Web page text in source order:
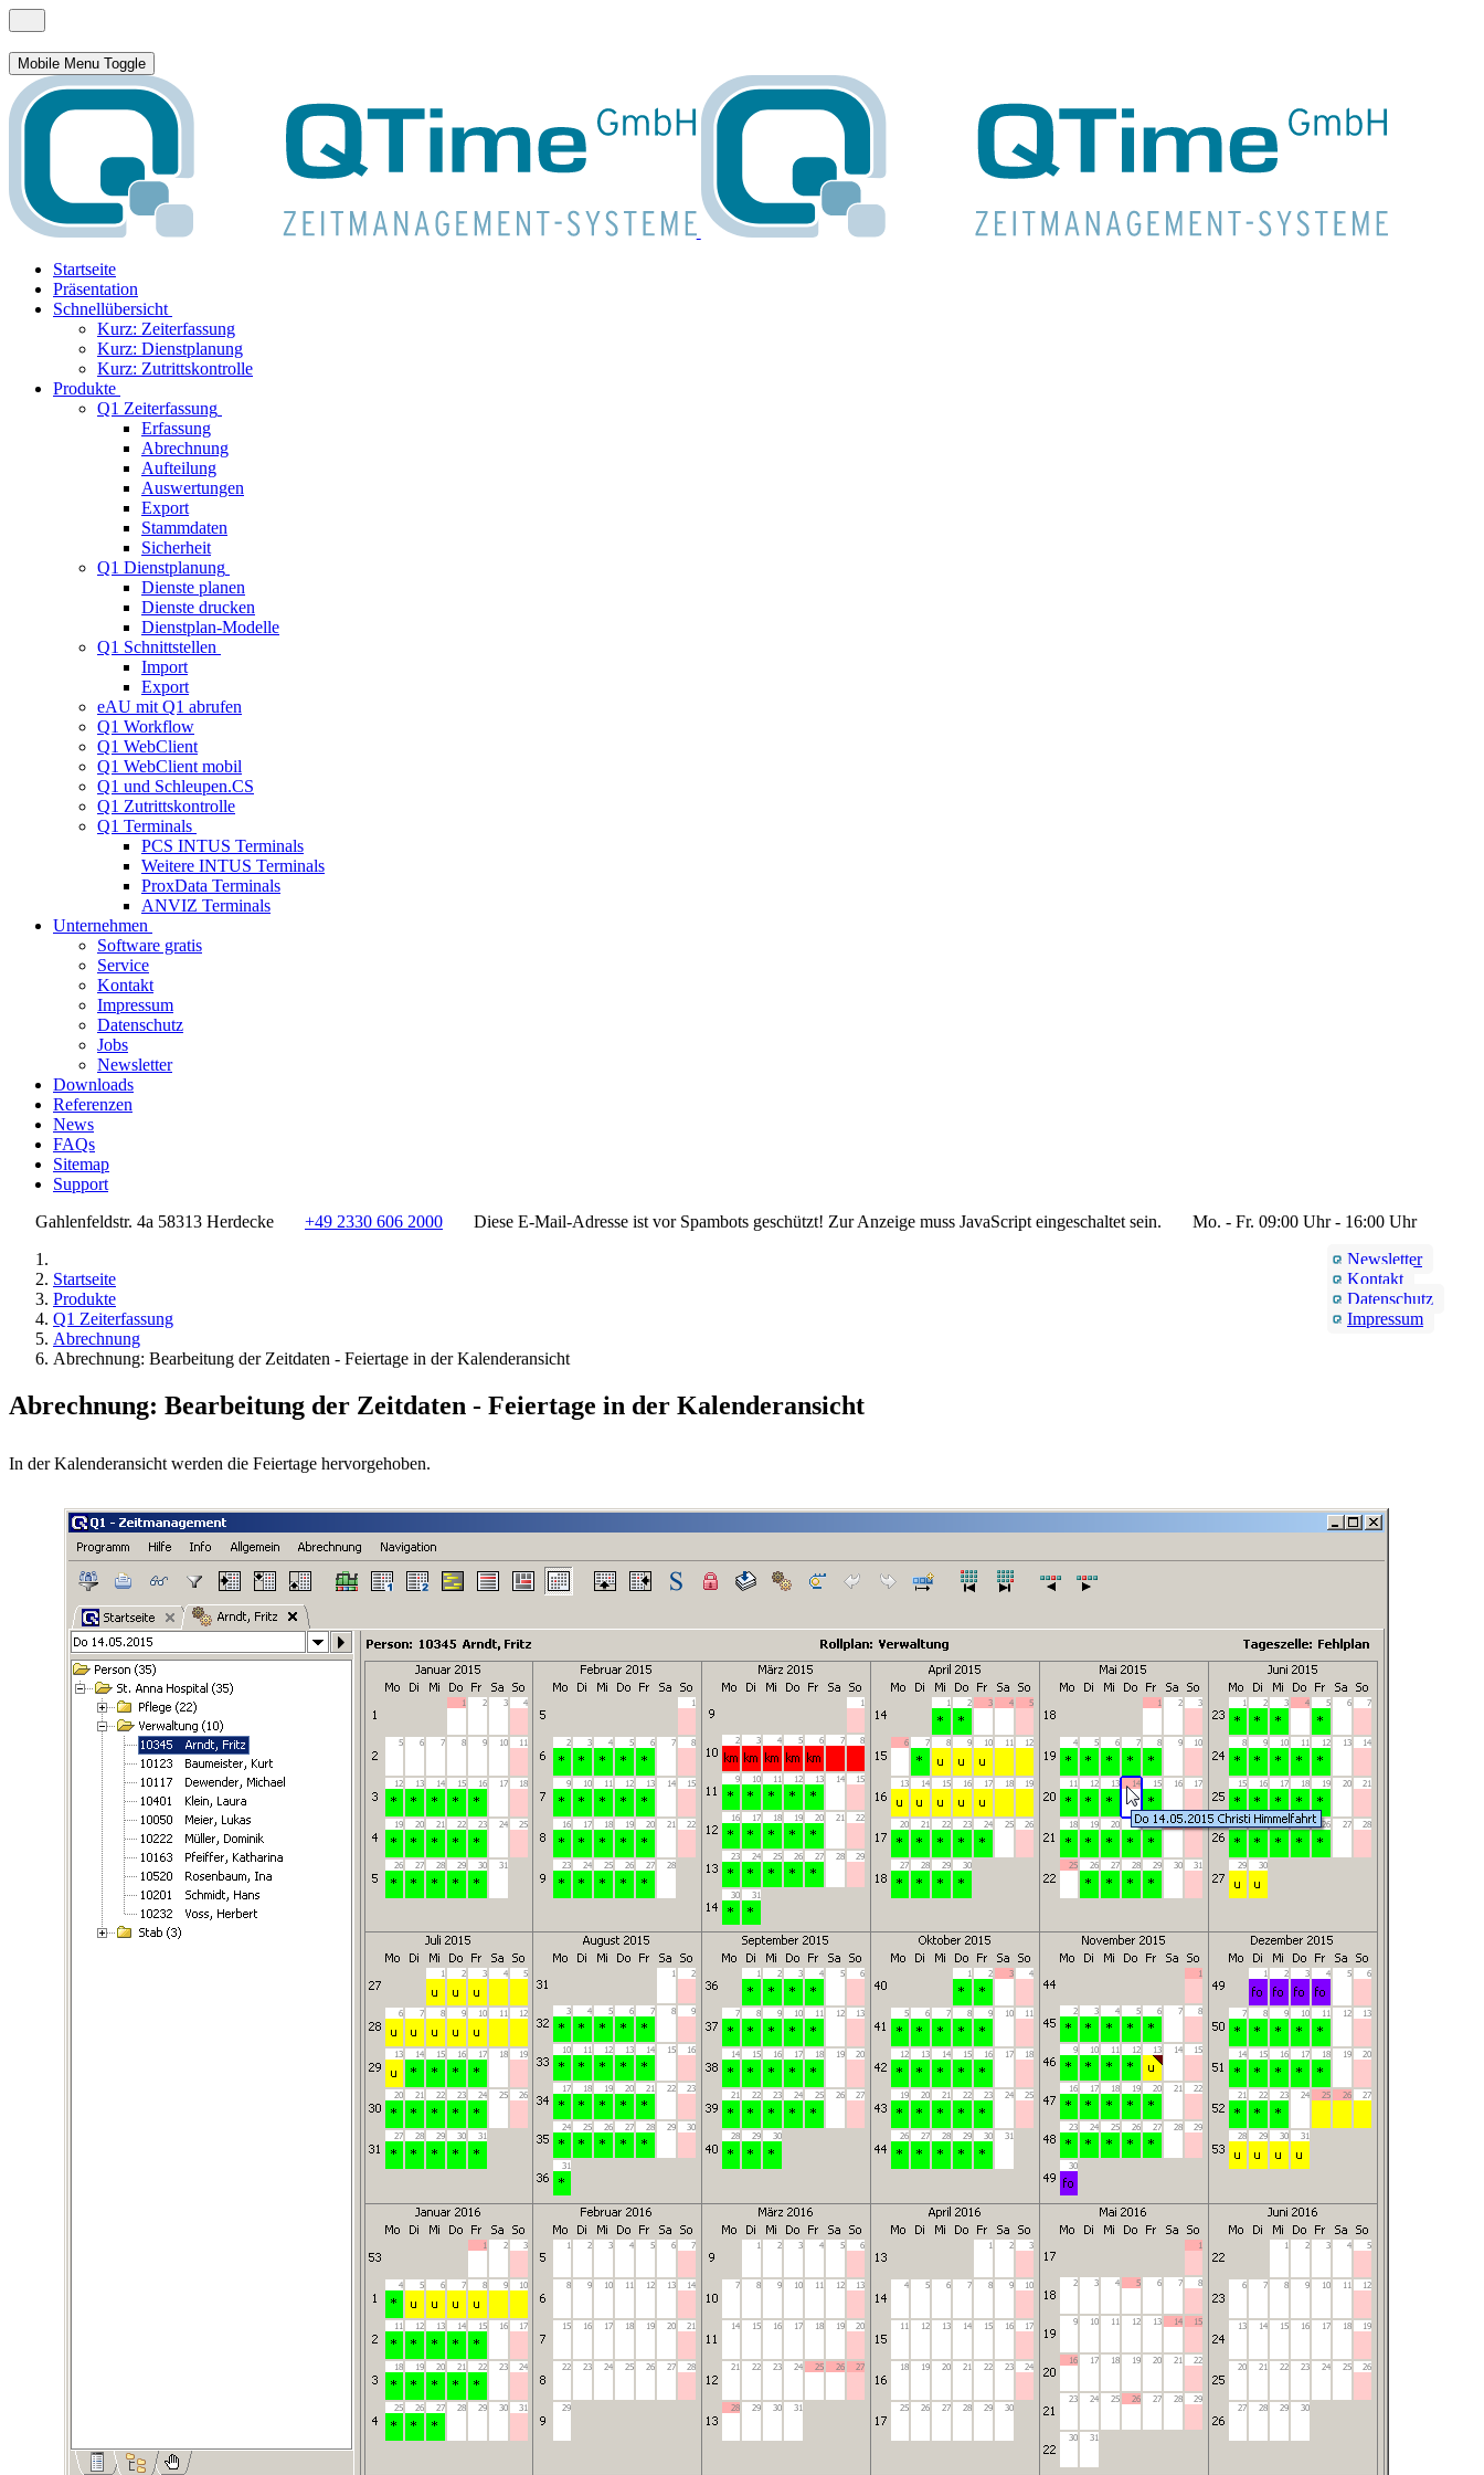
Mobile Menu Toggle
Startseite
Präsentation
Schnellübersicht
Kurz: Zeiterfassung
Kurz: Dienstplanung
Kurz: Zutrittskontrolle
Produkte
Q1 Zeiterfassung
Erfassung
Abrechnung
Aufteilung
Auswertungen
Export
Stammdaten
Sicherheit
Q1 Dienstplanung
Dienste planen
Dienste drucken
Dienstplan-Modelle
Q1 Schnittstellen
Import
Export
eAU mit Q1 abrufen
Q1 Workflow
Q1 WebClient
Q1 WebClient mobil
Q1 und Schleupen.CS
Q1 Zutrittskontrolle
Q1 Terminals
PCS INTUS Terminals
Weitere INTUS Terminals
ProxData Terminals
ANVIZ Terminals
Unternehmen
Software gratis
Service
Kontakt
Impressum
Datenschutz
Jobs
Newsletter
Downloads
Referenzen
News
FAQs
Sitemap
Support
Gahlenfeldstr. 4a 58313 Herdecke
+49 2330 606 2000 Diese E-Mail-Adresse ist vor Spambots geschützt! Zur Anzeige muss JavaScript eingeschaltet sein.
Mo. - Fr. 09:00 Uhr - 16:00 Uhr
Newsletter
Kontakt
Datenschutz
Impressum
Startseite
Produkte
Q1 Zeiterfassung
Abrechnung
Abrechnung: Bearbeitung der Zeitdaten - Feiertage in der Kalenderansicht
Abrechnung: Bearbeitung der Zeitdaten - Feiertage in der Kalenderansicht
In der Kalenderansicht werden die Feiertage hervorgehoben.